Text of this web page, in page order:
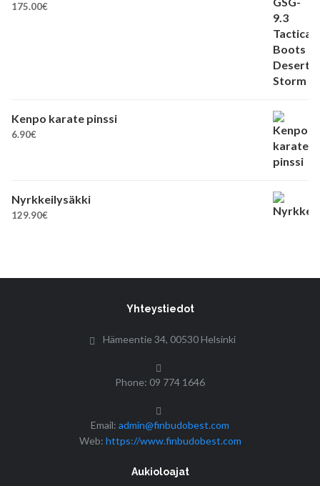
175.00€
Kenpo karate pinssi
6.90€
Nyrkkeilysäkki
129.90€
Yhteystiedot
Hämeentie 34, 00530 Helsinki
Phone: 09 774 1646
Email: admin@finbudobest.com
Web: https://www.finbudobest.com
Aukioloajat